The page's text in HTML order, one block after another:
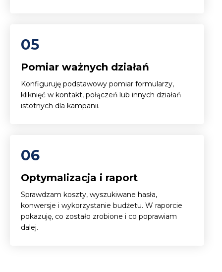
05
Pomiar ważnych działań
Konfiguruję podstawowy pomiar formularzy,
kliknięć w kontakt, połączeń lub innych działań
istotnych dla kampanii.
06
Optymalizacja i raport
Sprawdzam koszty, wyszukiwane hasła,
konwersje i wykorzystanie budżetu. W raporcie
pokazuję, co zostało zrobione i co poprawiam
dalej.